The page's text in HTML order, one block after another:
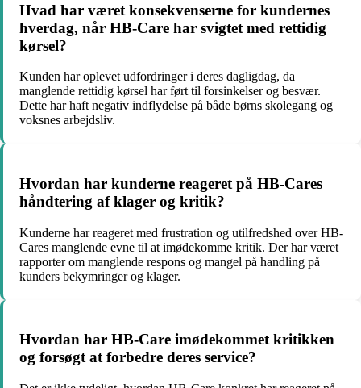
Hvad har været konsekvenserne for kundernes
hverdag, når HB-Care har svigtet med rettidig
kørsel?
Kunden har oplevet udfordringer i deres dagligdag, da
manglende rettidig kørsel har ført til forsinkelser og besvær.
Dette har haft negativ indflydelse på både børns skolegang og
voksnes arbejdsliv.
Hvordan har kunderne reageret på HB-Cares
håndtering af klager og kritik?
Kunderne har reageret med frustration og utilfredshed over HB-
Cares manglende evne til at imødekomme kritik. Der har været
rapporter om manglende respons og mangel på handling på
kunders bekymringer og klager.
Hvordan har HB-Care imødekommet kritikken
og forsøgt at forbedre deres service?